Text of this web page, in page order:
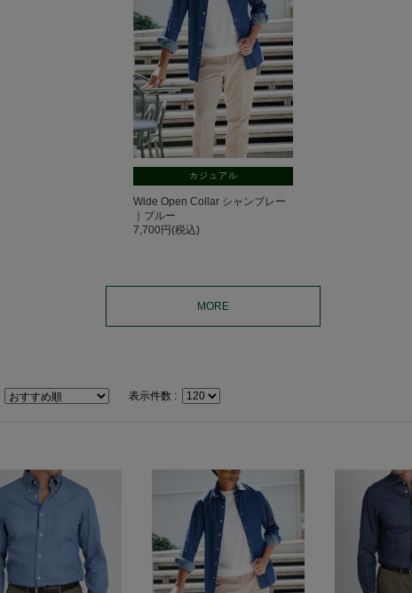
カジュアル
Wide Open Collar シャンブレー
｜ブルー
7,700円(税込)
MORE
表示件数 :